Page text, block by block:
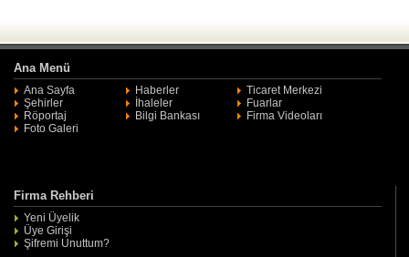
Ana Menü
Ana Sayfa Haberler
Ticaret Merkezi
Şehirler
İhaleler
Fuarlar
Röportaj
Bilgi Bankası
Firma Videoları
Foto Galeri
Firma Rehberi
Yeni Üyelik
Üye Girişi
Şifremi Unuttum?